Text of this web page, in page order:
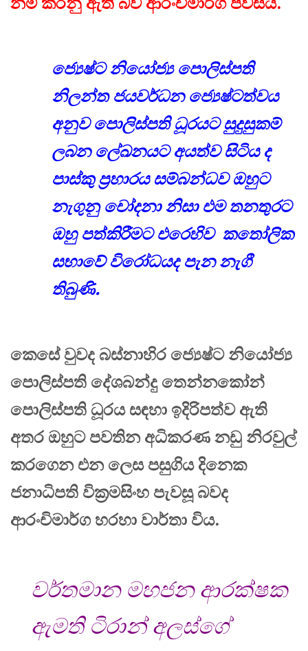
ජ්‍යෙෂ්ට නියෝජ්‍ය පොලිස්පති
නිලන්ත ජයවර්ධන ජ්‍යෙෂ්ටත්වය
අනුව පොලිස්පති ධූරයට සුදුසුකම්
ලබන ලේඛනයට අයත්ව සිටිය ද
පාස්කු ප්‍රහාරය සම්බන්ධව ඔහුට
නැගුනු චෝදනා නිසා එම තනතුරට
ඔහු පත්කිරීමට එරෙහිව කතෝලික
සභාවේ විරෝධයද පැන නැගී
තිබුණි.
කෙසේ වුවද බස්නාහිර ජ්‍යෙෂ්ට නියෝජ්‍ය
පොලිස්පති දේශබන්දු තෙන්නකෝන්
පොලිස්පති ධූරය සඳහා ඉදිරිපත්ව ඇති
අතර ඔහුට පවතින අධිකරණ නඩු නිරවුල්
කරගෙන එන ලෙස පසුගිය දිනෙක
ජනාධිපති වික්‍රමසිංහ පැවසූ බවද
ආරංචිමාර්ග හරහා වාර්තා විය.
වර්තමාන මහජන ආරක්ෂක
ඇමති ටිරාන් අලස්ගේ